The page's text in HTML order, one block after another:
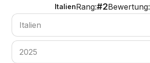
ItalienRang:#2Bewertung:
Land suchen
Italien
Land suchen
2025